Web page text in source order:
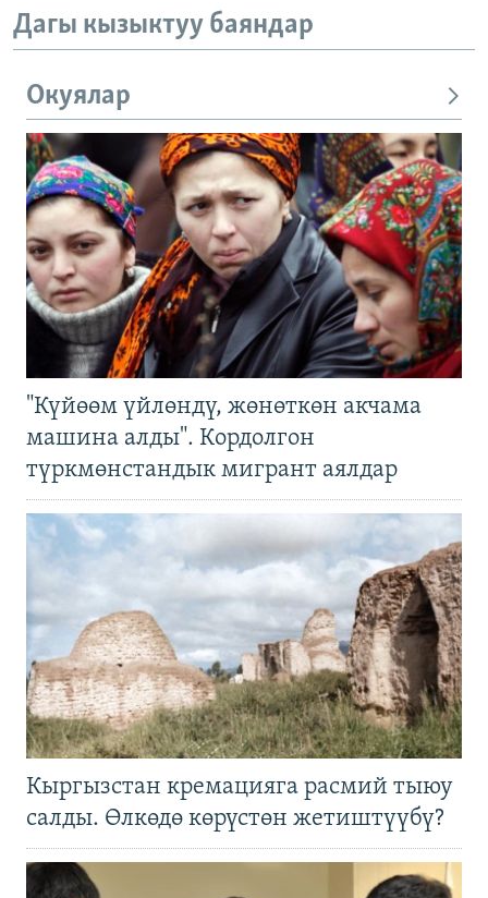
Дагы кызыктуу баяндар
Окуялар
"Күйөөм үйлөндү, жөнөткөн акчама
машина алды". Кордолгон
түркмөнстандык мигрант аялдар
Кыргызстан кремацияга расмий тыюу
салды. Өлкөдө көрүстөн жетиштүүбү?